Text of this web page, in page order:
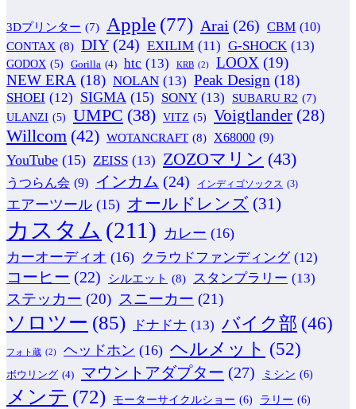
3Dプリンター (7) Apple (77) Arai (26) CBM (10)
CONTAX (8) DIY (24) EXILIM (11) G-SHOCK (13)
GODOX (5) Gorilla (4) htc (13) KRB (2) LOOX (19)
NEW ERA (18) NOLAN (13) Peak Design (18)
SHOEI (12) SIGMA (15) SONY (13) SUBARU R2 (7)
ULANZI (5) UMPC (38) VITZ (5) Voigtlander (28)
Willcom (42) WOTANCRAFT (8) X68000 (9)
YouTube (15) ZEISS (13) ZOZOマリン (43)
うつらん会 (9) インカム (24) インディゴソックス (3)
エアーツール (15) オールドレンズ (31)
カスタム (211) カレー (16)
カーオーディオ (16) クラウドファンディング (12)
コーヒー (22) シルエット (8) スタンプラリー (13)
ステッカー (20) スニーカー (21)
ソロツー (85) ドナドナ (13) バイク部 (46)
フォト蔵 (2) ヘッドホン (16) ヘルメット (52)
ボウリング (4) マウントアダプター (27) ミシン (6)
メンテ (72) モーターサイクルショー (6) ラリー (6)